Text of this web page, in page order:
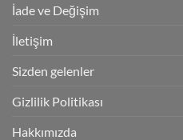
İade ve Değişim
İletişim
Sizden gelenler
Gizlilik Politikası
Hakkımızda